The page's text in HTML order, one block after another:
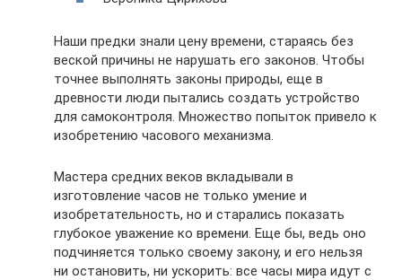
Наши предки знали цену времени, стараясь без
веской причины не нарушать его законов. Чтобы
точнее выполнять законы природы, еще в
древности люди пытались создать устройство
для самоконтроля. Множество попыток привело к
изобретению часового механизма.
Мастера средних веков вкладывали в
изготовление часов не только умение и
изобретательность, но и старались показать
глубокое уважение ко времени. Еще бы, ведь оно
подчиняется только своему закону, и его нельзя
ни остановить, ни ускорить: все часы мира идут с